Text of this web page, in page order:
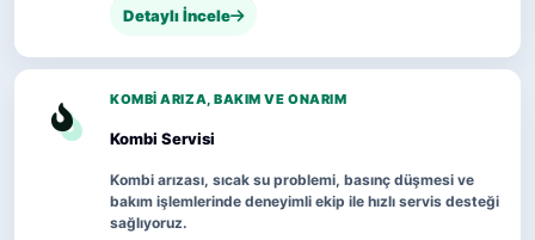
Detaylı İncele
KOMBI ARIZA, BAKIM VE ONARIM
Kombi Servisi
Kombi arızası, sıcak su problemi, basınç düşmesi ve
bakım işlemlerinde deneyimli ekip ile hızlı servis desteği
sağlıyoruz.